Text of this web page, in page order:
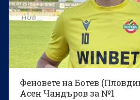
Феновете на Ботев
Асен Чандъров за №1